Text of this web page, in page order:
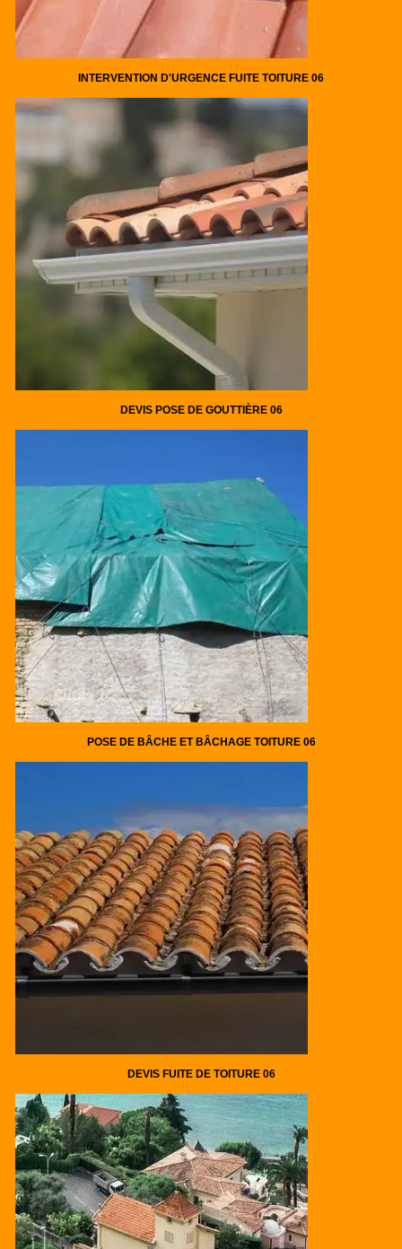
INTERVENTION D'URGENCE FUITE TOITURE 06
DEVIS POSE DE GOUTTIÈRE 06
POSE DE BÂCHE ET BÂCHAGE TOITURE 06
DEVIS FUITE DE TOITURE 06